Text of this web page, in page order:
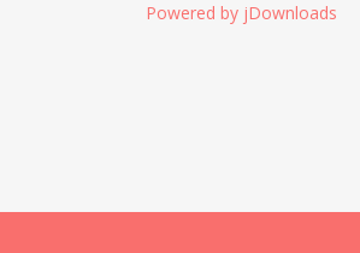
Powered by jDownloads